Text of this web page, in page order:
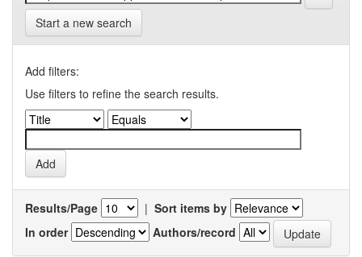
Start a new search
Add filters:
Use filters to refine the search results.
Results/Page | Sort items by
In order
Authors/record